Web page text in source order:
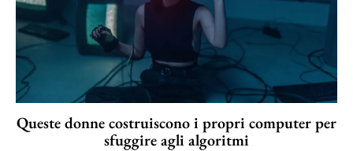
Queste donne costruiscono i propri computer per
sfuggire agli algoritmi